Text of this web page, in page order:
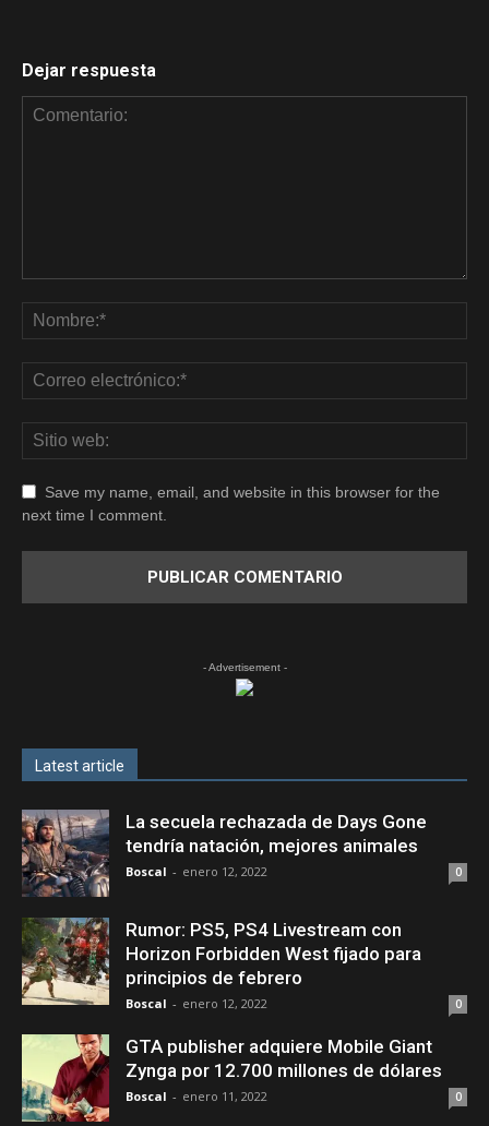
Dejar respuesta
Save my name, email, and website in this browser for the
next time I comment.
- Advertisement -
Latest article
La secuela rechazada de Days Gone
tendría natación, mejores animales
Boscal - enero 12, 2022 0
Rumor: PS5, PS4 Livestream con
Horizon Forbidden West fijado para
principios de febrero
Boscal - enero 12, 2022 0
GTA publisher adquiere Mobile Giant
Zynga por 12.700 millones de dólares
Boscal - enero 11, 2022 0